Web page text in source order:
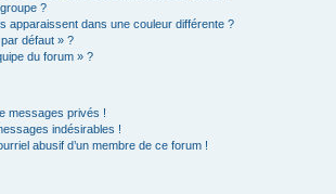
?
apparaissent dans une couleur différente ?
défaut » ?
du forum » ?
messages privés !
indésirables !
abusif d’un membre de ce forum !